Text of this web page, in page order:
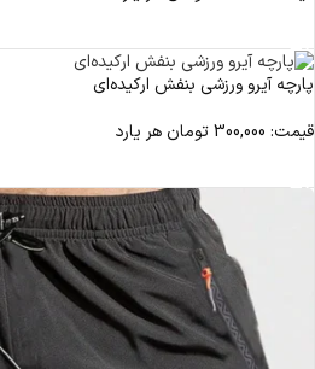
پارچه آیرو ورزشی بنفش ارکیده‌ای
قیمت: 300,000تومان هر یارد